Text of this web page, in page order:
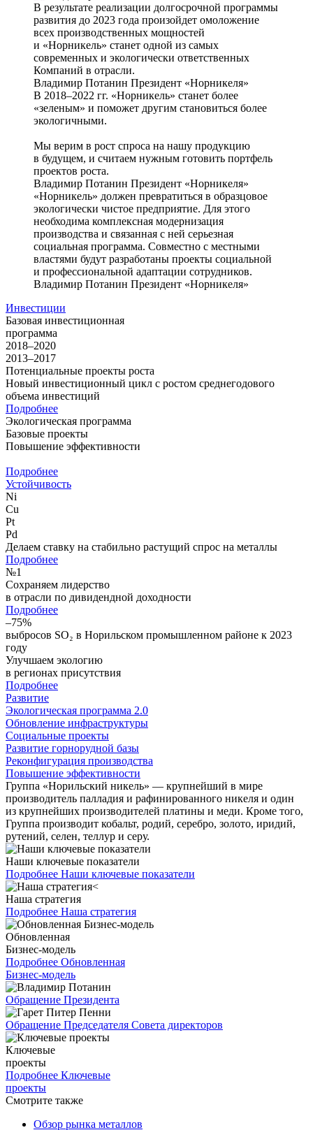
В результате реализации долгосрочной программы
развития до 2023 года произойдет омоложение
всех производственных мощностей
и «Норникель» станет одной из самых
современных и экологически ответственных
Компаний в отрасли.
Владимир Потанин Президент «Норникеля»
В 2018–2022 гг. «Норникель» станет более
«зеленым» и поможет другим становиться более
экологичными.
Мы верим в рост спроса на нашу продукцию
в будущем, и считаем нужным готовить портфель
проектов роста.
Владимир Потанин Президент «Норникеля»
«Норникель» должен превратиться в образцовое
экологически чистое предприятие. Для этого
необходима комплексная модернизация
производства и связанная с ней серьезная
социальная программа. Совместно с местными
властями будут разработаны проекты социальной
и профессиональной адаптации сотрудников.
Владимир Потанин Президент «Норникеля»
Инвестиции
Базовая инвестиционная
программа
2018–2020
2013–2017
Потенциальные проекты роста
Новый инвестиционный цикл с ростом среднегодового
объема инвестиций
Подробнее
Экологическая программа
Базовые проекты
Повышение эффективности
Подробнее
Устойчивость
Ni
Cu
Pt
Pd
Делаем ставку на стабильно растущий спрос на металлы
Подробнее
№1
Сохраняем лидерство
в отрасли по дивидендной доходности
Подробнее
–75%
выбросов SO₂ в Норильском промышленном районе к 2023
году
Улучшаем экологию
в регионах присутствия
Подробнее
Развитие
Экологическая программа 2.0
Обновление инфраструктуры
Социальные проекты
Развитие горнорудной базы
Реконфигурация производства
Повышение эффективности
Группа «Норильский никель» — крупнейший в мире
производитель палладия и рафинированного никеля и один
из крупнейших производителей платины и меди. Кроме того,
Группа производит кобальт, родий, серебро, золото, иридий,
рутений, селен, теллур и серу.
Наши ключевые показатели
Подробнее Наши ключевые показатели
Наша стратегия
Подробнее Наша стратегия
Обновленная
Бизнес-модель
Подробнее Обновленная
Бизнес-модель
Обращение Президента
Обращение Председателя Совета директоров
Ключевые
проекты
Подробнее Ключевые
проекты
Смотрите также
Обзор рынка металлов